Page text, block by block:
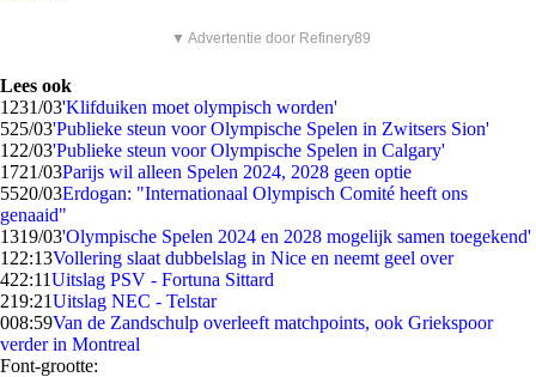
▼ Advertentie door Refinery89
Lees ook
1231/03'Klifduiken moet olympisch worden'
525/03'Publieke steun voor Olympische Spelen in Zwitsers Sion'
1 22/03'Publieke steun voor Olympische Spelen in Calgary'
1721/03Parijs wil alleen Spelen 2024, 2028 geen optie
5520/03Erdogan: "Internationaal Olympisch Comité heeft ons
genaaid"
1319/03'Olympische Spelen 2024 en 2028 mogelijk samen toegekend'
1 22:13Vollering slaat dubbelslag in Nice en neemt geel over
422:11Uitslag PSV - Fortuna Sittard
219:21Uitslag NEC - Telstar
008:59Van de Zandschulp overleeft matchpoints, ook Griekspoor
verder in Montreal
Font-grootte: